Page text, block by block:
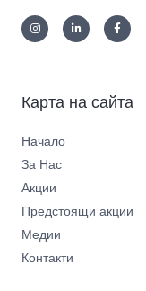
Карта на сайта
Начало
За Нас
Акции
Предстоящи акции
Медии
Контакти